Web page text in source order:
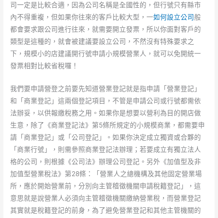
司一定是比較合適，因為公司名稱是全國性的，但行號只有縣市
內不得重複，但如果你往來的客戶比較大型，一如何設立公司般
都會要求跟公司進行往來，就需要開立發票，所以你面對客戶的
類型是這種的，就會被建議要設立公司，不然沒有特殊要求之
下，規模小的店建議開行號申請小規模營業人，就可以免開統一
發票相對比較省稅囉！
我們要申請營登之前要先知道營業登記就是指申請「營業登記」
和「商業登記」這兩個登記項目，不管是申請公司或行號都需依
法辦妥，以供報繳稅務之用。如果你是想要以營利為目的開店做
生意，除了《商業登記法》第5條所規定的小規模商業，都需要申
請「商業登記」或「公司登記」。如果你決定成立獨資或合夥的
「商業行號」，則需參照商業登記法辦理；若要成立有獨立法人
格的公司，則根據《公司法》辦理公司登記。另外《加值型及非
加值型營業稅法》第28條：「營業人之總機構及其他固定營業場
所，應於開始營業前，分別向主管稽徵機關申請稅籍登記」，這
意思就是說營業人必須向主管稽徵機關繳納營業稅，而營業登記
其實就是稅籍登記的前身，為了避免營業登記和其他主管機關的